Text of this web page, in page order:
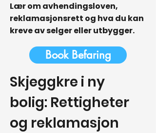
Lær om avhendingsloven,
reklamasjonsrett og hva du kan
kreve av selger eller utbygger.
Book Befaring
Skjeggkre i ny
bolig: Rettigheter
og reklamasjon